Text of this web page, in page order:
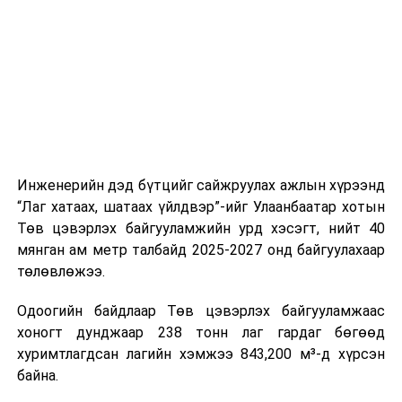
өдөр тутмын ажлын бэлэн байдлыг хангах зэрэг
практик ур чадварыг сургалтын хөтөлбөрт тусгажээ.
Сургалтыг танилцуулах лекц, асуулт-хариулт,
жишээнд суурилсан сургалт, багаар ажиллах дасгал,
танилцах, онцгой нөхцөлд ажиллах дадлага зэрэг
онол, практик хосолсон хэлбэрээр зохион байгуулж
байна.
Инженерийн дэд бүтцийг сайжруулах ажлын хүрээнд
“Лаг хатаах, шатаах үйлдвэр”-ийг Улаанбаатар хотын
Төв цэвэрлэх байгууламжийн урд хэсэгт, нийт 40
мянган ам метр талбайд 2025-2027 онд байгуулахаар
төлөвлөжээ.
Одоогийн байдлаар Төв цэвэрлэх байгууламжаас
хоногт дунджаар 238 тонн лаг гардаг бөгөөд
хуримтлагдсан лагийн хэмжээ 843,200 м³-д хүрсэн
байна.